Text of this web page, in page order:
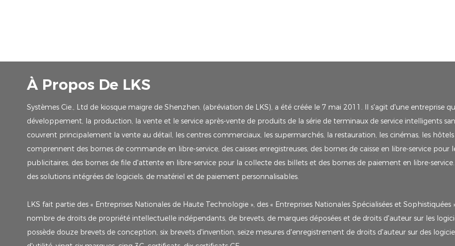
À Propos De LKS
Systèmes Cie., Ltd de kiosque maigre de Shenzhen. (abréviation de LKS), a été créée le 7 mai 2011. Il s'agit d'une entreprise
développement, la production, la vente et le service après-vente de produits de la série de terminaux de service intelligents
couvrent principalement la vente au détail, les centres commerciaux, les supermarchés, la restauration, les cinémas, les
comprennent des bornes de commande en libre-service, des caisses enregistreuses, des bornes de caisse en libre-service pour
publicitaires, des bornes de file d'attente en libre-service pour la collecte des billets et des bornes de paiement en libre-
des solutions intégrées de logiciels, de matériel et de paiement personnalisables.
LKS fait partie des « Entreprises Nationales de Haute Technologie », des « Entreprises Nationales Spécialisées et
nombre de droits de propriété intellectuelle indépendants, de brevets, de marques déposées et de droits d'auteur sur les
possède douze brevets de conception, six brevets d'invention, seize mesures d'enregistrement de droits d'auteur sur des